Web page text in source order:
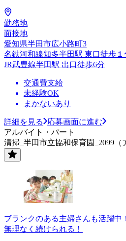
勤務地
面接地
愛知県半田市広小路町3
名鉄河和線知多半田駅 東口徒歩１
JR武豊線半田駅 出口徒歩6分
交通費支給
未経験OK
まかないあり
詳細を見る
応募画面に進む
アルバイト・パート
清掃_半田市立協和保育園_2099（
ブランクのある主婦さんも活躍中
無理なく続けられる！